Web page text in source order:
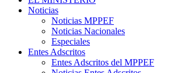
Noticias
Noticias MPPEF
Noticias Nacionales
Especiales
Entes Adscritos
Entes Adscritos del MPPEF